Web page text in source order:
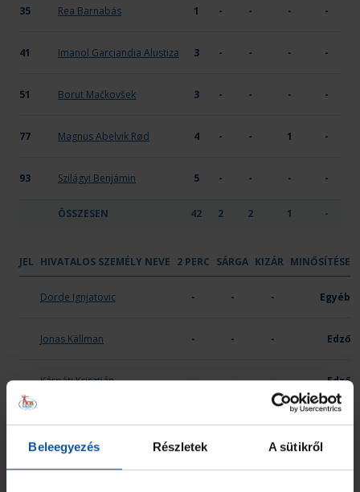
Beleegyezés Részletek A sütikről
35 Rea Barnabás 1 - - - -
41 Imanol Garciandia Alustiza 3 - - - -
51 Borut Mačkovšek 3 - - - -
77 Magnus Abelvik Rød 4 - - 1 -
93 Szilágyi Benjámin 5 - - - -
ÖSSZESEN 42 2 2 1 -
JEL HIVATALOS SZEMÉLY NEVE 2 PERC SÁRGA KIZÁR MINŐSÍTÉSE
Dorde Ignjatovic - - - Egyéb
Jonas Källman - - - Edző
Kárpáti Krisztián - - - Edző
Michael Apelgren - - - Vezetőedző
ÖSSZESEN